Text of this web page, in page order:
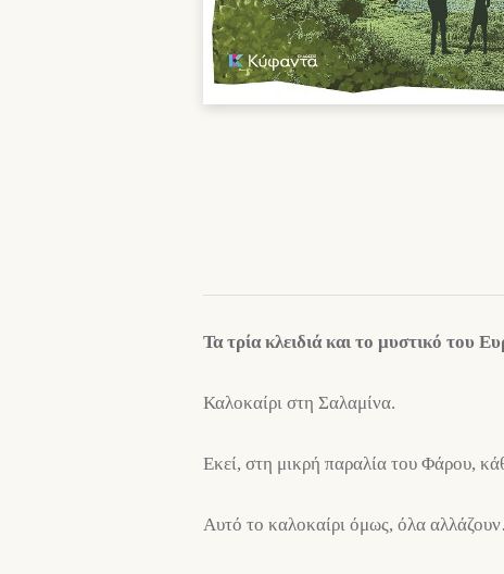
Τα τρία κλειδιά και το μυστικό του
Καλοκαίρι στη Σαλαμίνα.
Εκεί, στη μικρή παραλία του Φάρου,
Αυτό το καλοκαίρι όμως, όλα